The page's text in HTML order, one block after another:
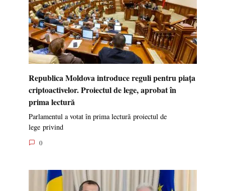
Cerul din Cappadocia va fi colorat de 30 de
baloane cu aer cald la cea de-a șaptea ediție a
festivalului
30 de baloane cu aer cald din zece țări vor colora
0